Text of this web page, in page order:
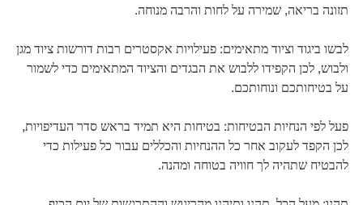
תזונה בריאה, שמירה על לחות והרבה מנוחה.
לבשו ביגוד וציוד מתאימים: פעילויות אקסטרים רבות דורשות ציוד מגן
ולבוש, לכן הקפידו ללבוש את הבגדים והציוד המתאימים כדי לשמור
על בטיחותכם ונוחותכם.
פעל לפי הנחיות הבטיחות: בטיחות היא תמיד בראש סדר העדיפויות,
לכן הקפד לעקוב אחר כל ההנחיות והכללים עבור כל פעילות כדי
להבטיח שתהיה לך חוויה בטוחה ומהנה.